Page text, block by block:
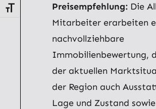
Schrift vergrößernPreisempfehlung: Die
Mitarbeiter erarbeiten
nachvollziehbare
Immobilienbewertung,
der aktuellen
der Region auch
Lage und Zustand sowie